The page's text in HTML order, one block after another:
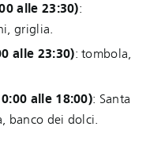
alle 23:30):
griglia.
alle 23:30): tombola,
alle 18:00): Santa
banco dei dolci.